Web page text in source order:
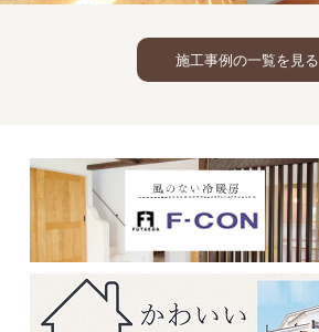
シンプル
光冷暖
施工事例の一覧を見る